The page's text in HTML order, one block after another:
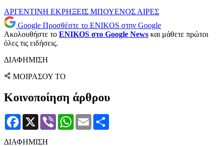
ΑΡΓΕΝΤΙΝΗ ΕΚΡΗΞΕΙΣ ΜΠΟΥΕΝΟΣ ΑΙΡΕΣ
Google Προσθέστε το ENIKOS στην Google
Ακολουθήστε το ENIKOS στο Google News και μάθετε πρώτοι
όλες τις ειδήσεις.
ΔΙΑΦΗΜΙΣΗ
ΜΟΙΡΑΣΟΥ ΤΟ
Κοινοποίηση άρθρου
Facebook
X Viber WhatsApp
Email
ΔΙΑΦΗΜΙΣΗ